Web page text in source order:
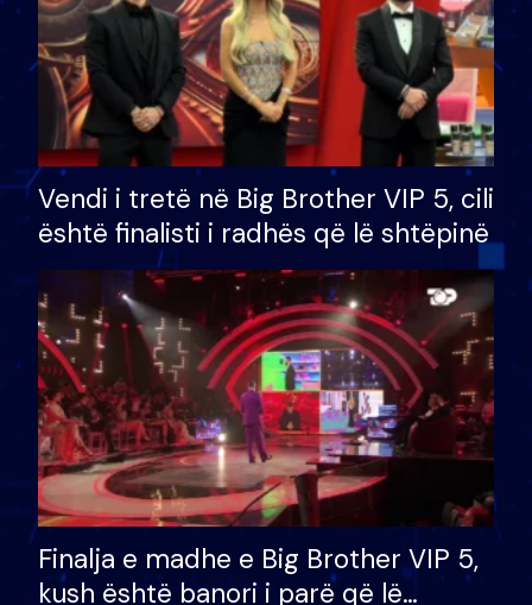
Vendi i tretë në Big Brother VIP 5, cili
është finalisti i radhës që lë shtëpinë
Finalja e madhe e Big Brother VIP 5,
kush është banori i parë që lë